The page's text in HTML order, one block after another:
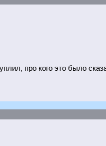
про кого это было